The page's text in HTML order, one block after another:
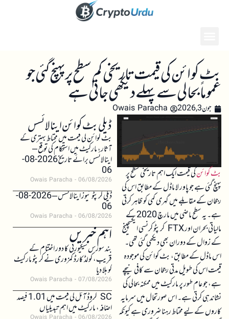
بٹ کوائن کی قیمت تاریخی کم سطح پر پہنچ گئی جو
عموماً بحالی سے پہلے دیکھی جاتی ہے
جون 3, 2026 Owais Paracha
بٹ کوائنکی قیمت ایک اہم تاریخی سطح پر
پہنچ گئی ہے جو پاور لا ماڈل کے مطابق اس کی
رجحان کے مقابلے میں گہری کمی کو ظاہر کرتی
ہے۔ یہ سطح ماضی میں مارچ 2020 کے
مالیاتی بحران اور FTX کرپٹو کرنسی ایکسچینج
کے زوال کے دوران بھی دیکھی گئی تھی۔
اس ماڈل کے مطابق، بٹ کوائن کی موجودہ
قیمت اس کی طویل مدتی رجحان سے کافی نیچے
ہے، جو عام طور پر مارکیٹ میں ممکنہ بحالی کی
نشاندہی کرتی ہے۔ اس صورتحال میں سرمایہ
کاروں کے لیے محتاط رہنا ضروری ہے کیونکہ
ڈیلی بٹ کوائن اینالائسس
بٹ کوائن کی قیمت میں محتاط بہتری کے
آثار، مارکیٹ میں استحکام کی توقع –
اینالائسس برائے تاریخ 2026-08-
06
Owais Paracha 06/08/2026
ڈیلی کرپٹو نیوز اینالائسس – 2026-08-
06
Owais Paracha 06/08/2026
اہم خبریں
بند سورس سیکیورٹی کا دور اختتام کے
قریب، کولڈ کارڈ کمزوری نے کرپٹو مارکیٹ
کو ہلا دیا
Owais Paracha 07/08/2026
SC کروڈ آئل کی قیمت میں 1.01 فیصد
اضافہ، مارکیٹ میں اہم تبدیلیاں